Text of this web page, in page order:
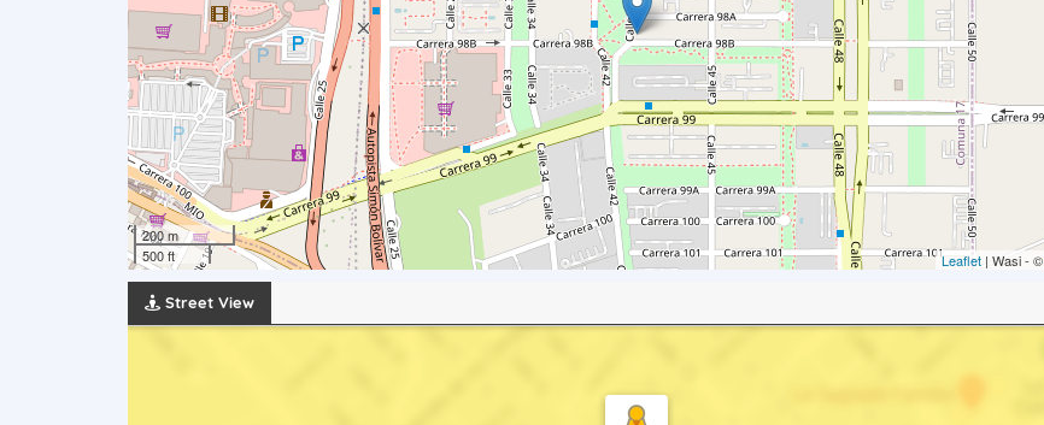
200 m
500 ft
Leaflet | Wasi - ©
Street View